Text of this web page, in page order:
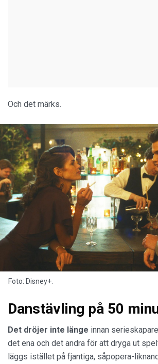
Och det märks.
Foto: Disney+.
Danstävling på 50
Det dröjer inte länge innan
det ena och det andra för att dryga ut
läggs istället på fjantiga, såpopera-